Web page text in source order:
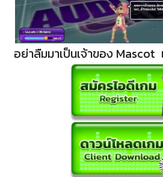
อย่าลืมมาเป็นเจ้าของ Mascot